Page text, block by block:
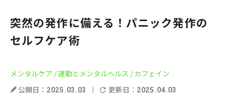
突然の発作に備える！パニック発作の
セルフケア術
メンタルケア / 運動とメンタルヘルス / カフェイン
公開日： 2025.03.03 更新日： 2025.04.03